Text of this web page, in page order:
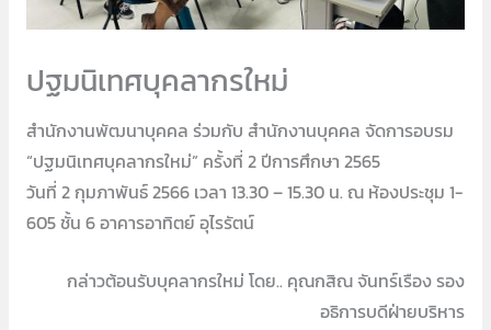
ปฐมนิเทศบุคลากรใหม่
สำนักงานพัฒนาบุคคล ร่วมกับ สำนักงานบุคคล จัดการอบรม
“ปฐมนิเทศบุคลากรใหม่” ครั้งที่ 2 ปีการศึกษา 2565
วันที่ 2 กุมภาพันธ์ 2566 เวลา 13.30 – 15.30 น. ณ ห้องประชุม 1-
605 ชั้น 6 อาคารอาทิตย์ อุไรรัตน์
กล่าวต้อนรับบุคลากรใหม่ โดย.. คุณกสิณ จันทร์เรือง รอง
อธิการบดีฝ่ายบริหาร